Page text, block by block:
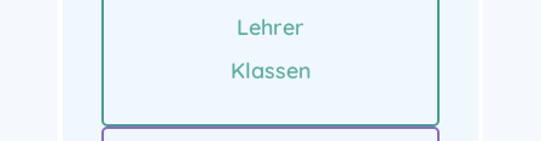
Lehrer
Klassen